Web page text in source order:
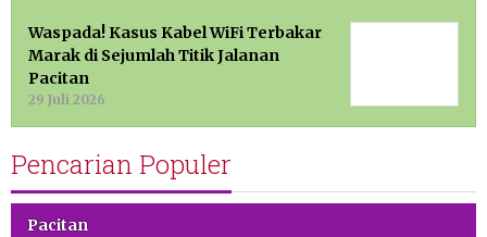
Waspada! Kasus Kabel WiFi Terbakar
Marak di Sejumlah Titik Jalanan
Pacitan
29 Juli 2026
Pencarian Populer
Pacitan